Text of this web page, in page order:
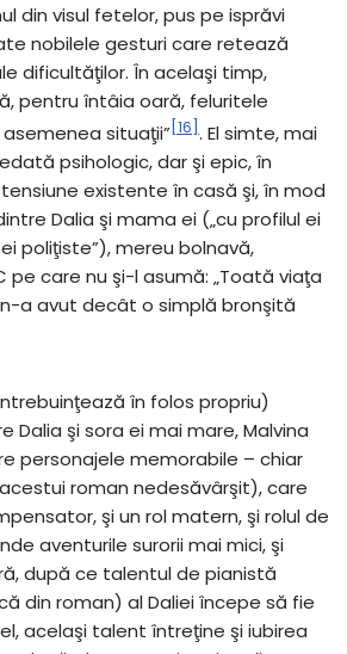
din visul fetelor, pus pe isprăvi
nobilele gesturi care retează
dificultăţilor. În acelaşi timp,
pentru întâia oară, feluritele
situaţii” [16] . El simte, mai
psihologic, dar şi epic, în
existente în casă şi, în mod
Dalia şi mama ei („cu profilul ei
poliţiste”), mereu bolnavă,
pe care nu şi-l asumă: „Toată viaţa
a avut decât o simplă bronşită
în folos propriu)
şi sora ei mai mare, Malvina
personajele memorabile – chiar
roman nedesăvârşit), care
şi un rol matern, şi rolul de
aventurile surorii mai mici, şi
după ce talentul de pianistă
din roman) al Daliei începe să fie
acelaşi talent întreţine şi iubirea